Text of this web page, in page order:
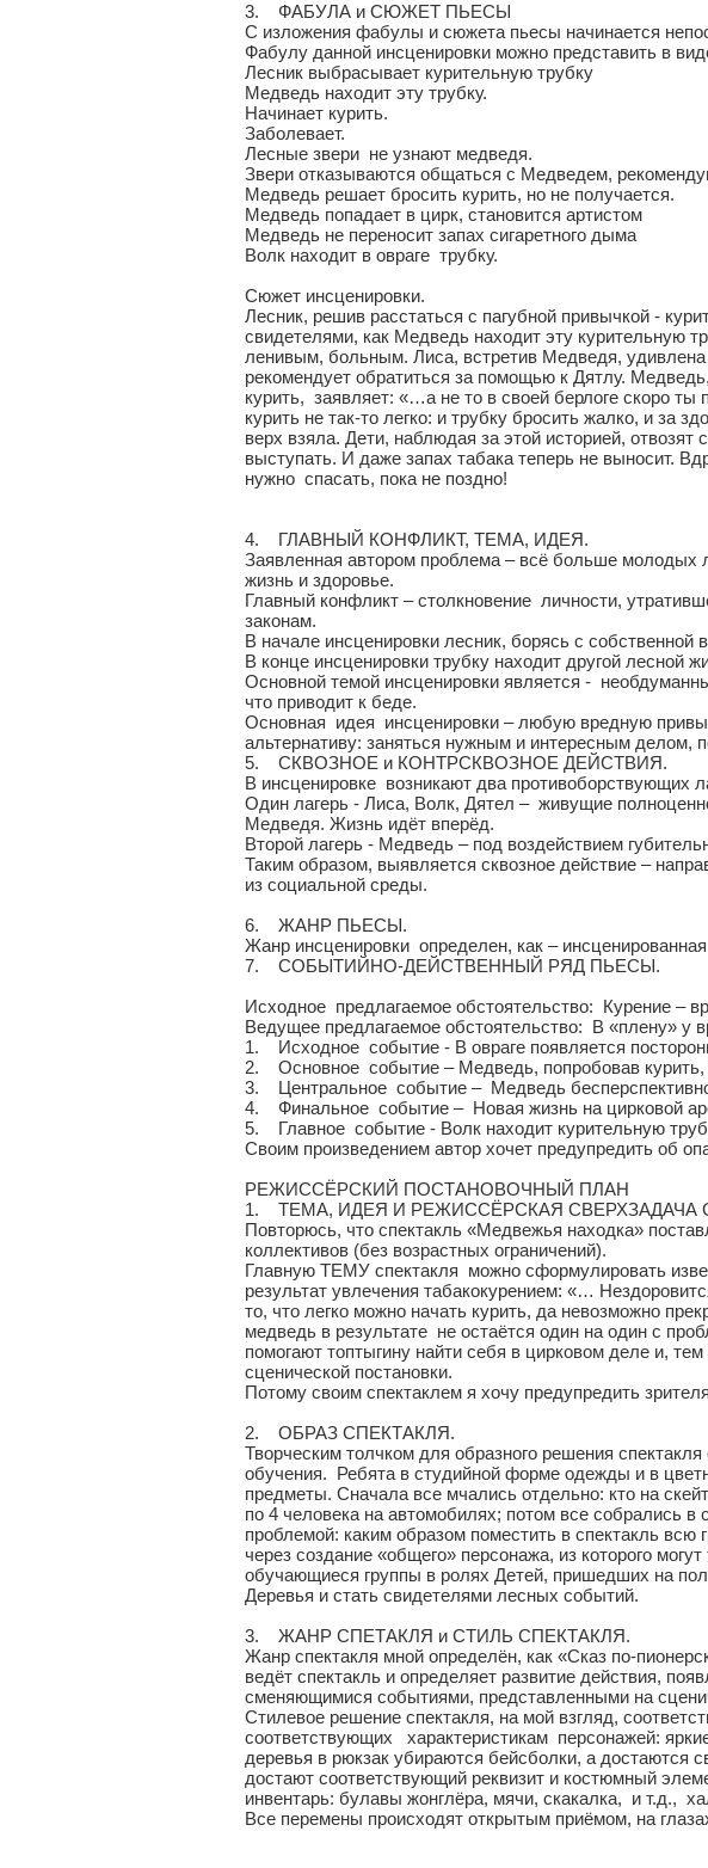
3. ФАБУЛА и СЮЖЕТ ПЬЕСЫ
С изложения фабулы и сюжета пьесы начинается
Фабулу данной инсценировки можно представить в
Лесник выбрасывает курительную трубку
Медведь находит эту трубку.
Начинает курить.
Заболевает.
Лесные звери не узнают медведя.
Звери отказываются общаться с Медведем,
Медведь решает бросить курить, но не получается.
Медведь попадает в цирк, становится артистом
Медведь не переносит запах сигаретного дыма
Волк находит в овраге трубку.
Сюжет инсценировки.
Лесник, решив расстаться с пагубной привычкой -
свидетелями, как Медведь находит эту курительную
ленивым, больным. Лиса, встретив Медведя,
рекомендует обратиться за помощью к Дятлу.
курить, заявляет: «…а не то в своей берлоге скоро
курить не так-то легко: и трубку бросить жалко, и за
верх взяла. Дети, наблюдая за этой историей,
выступать. И даже запах табака теперь не выносит.
нужно спасать, пока не поздно!
4. ГЛАВНЫЙ КОНФЛИКТ, ТЕМА, ИДЕЯ.
Заявленная автором проблема – всё больше
жизнь и здоровье.
Главный конфликт – столкновение личности,
законам.
В начале инсценировки лесник, борясь с
В конце инсценировки трубку находит другой лесной
Основной темой инсценировки является -
что приводит к беде.
Основная идея инсценировки – любую вредную
альтернативу: заняться нужным и интересным делом,
5. СКВОЗНОЕ и КОНТРСКВОЗНОЕ ДЕЙСТВИЯ.
В инсценировке возникают два противоборствующих
Один лагерь - Лиса, Волк, Дятел – живущие
Медведя. Жизнь идёт вперёд.
Второй лагерь - Медведь – под воздействием
Таким образом, выявляется сквозное действие –
из социальной среды.
6. ЖАНР ПЬЕСЫ.
Жанр инсценировки определен, как – инсценированная
7. СОБЫТИЙНО-ДЕЙСТВЕННЫЙ РЯД ПЬЕСЫ.
Исходное предлагаемое обстоятельство: Курение –
Ведущее предлагаемое обстоятельство: В «плену» у
1. Исходное событие - В овраге появляется
2. Основное событие – Медведь, попробовав курить,
3. Центральное событие – Медведь бесперспективно
4. Финальное событие – Новая жизнь на цирковой
5. Главное событие - Волк находит курительную
Своим произведением автор хочет предупредить об
РЕЖИССЁРСКИЙ ПОСТАНОВОЧНЫЙ ПЛАН
1. ТЕМА, ИДЕЯ И РЕЖИССЁРСКАЯ СВЕРХЗАДАЧА
Повторюсь, что спектакль «Медвежья находка»
коллективов (без возрастных ограничений).
Главную ТЕМУ спектакля можно сформулировать
результат увлечения табакокурением: «…
то, что легко можно начать курить, да невозможно
медведь в результате не остаётся один на один с
помогают топтыгину найти себя в цирковом деле и,
сценической постановки.
Потому своим спектаклем я хочу предупредить
2. ОБРАЗ СПЕКТАКЛЯ.
Творческим толчком для образного решения
обучения. Ребята в студийной форме одежды и в
предметы. Сначала все мчались отдельно: кто на
по 4 человека на автомобилях; потом все собрались
проблемой: каким образом поместить в спектакль всю
через создание «общего» персонажа, из которого
обучающиеся группы в ролях Детей, пришедших на
Деревья и стать свидетелями лесных событий.
3. ЖАНР СПЕТАКЛЯ и СТИЛЬ СПЕКТАКЛЯ.
Жанр спектакля мной определён, как «Сказ по-
ведёт спектакль и определяет развитие действия,
сменяющимися событиями, представленными на
Стилевое решение спектакля, на мой взгляд,
соответствующих характеристикам персонажей:
деревья в рюкзак убираются бейсболки, а достаются
достают соответствующий реквизит и костюмный
инвентарь: булавы жонглёра, мячи, скакалка, и т.д.,
Все перемены происходят открытым приёмом, на